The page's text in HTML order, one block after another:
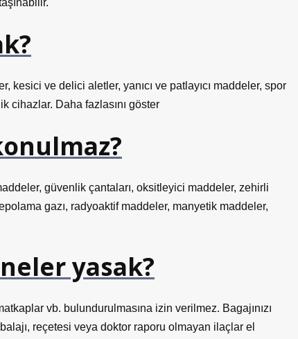
kesici ve delici aletler, yanıcı ve patlayıcı maddeler, spor
cihazlar. Daha fazlasını göster
güvenlik çantaları, oksitleyici maddeler, zehirli
gazı, radyoaktif maddeler, manyetik maddeler,
yasak?
vb. bulundurulmasına izin verilmez. Bagajınızı
reçetesi veya doktor raporu olmayan ilaçlar el